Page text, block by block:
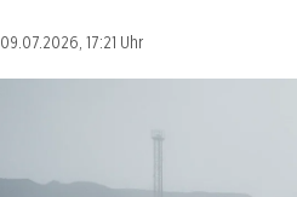
09.07.2026, 17:21 Uhr